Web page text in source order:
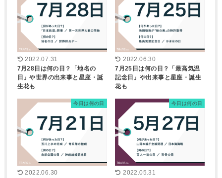
2022.07.31
7月28日は何の日？「地名の
日」や世界の出来事と星座・誕
生花も
2022.06.30
7月25日は何の日？「最高気温
記念日」や出来事と星座・誕生
花も
今日は何の日
2022.06.30
今日は何の日
2022.05.31